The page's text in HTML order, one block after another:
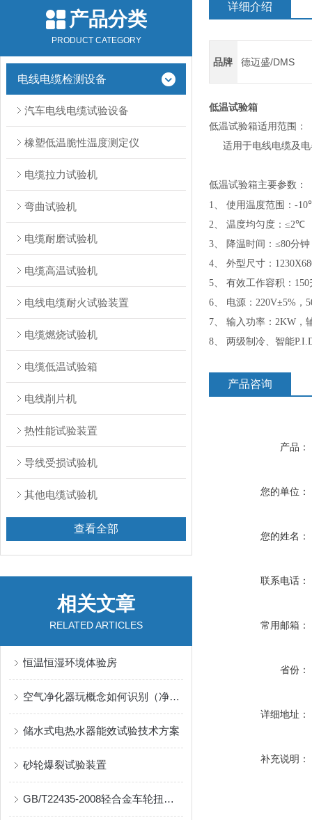
产品分类
PRODUCT CATEGORY
电线电缆检测设备
汽车电线电缆试验设备
橡塑低温脆性温度测定仪
电缆拉力试验机
弯曲试验机
电缆耐磨试验机
电缆高温试验机
电线电缆耐火试验装置
电缆燃烧试验机
电缆低温试验箱
电线削片机
热性能试验装置
导线受损试验机
其他电缆试验机
查看全部
相关文章
RELATED ARTICLES
恒温恒湿环境体验房
空气净化器玩概念如何识别（净化器环境测试舱）
储水式电热水器能效试验技术方案
砂轮爆裂试验装置
GB/T22435-2008轻合金车轮扭转疲劳试验机
详细介绍
品牌 德迈盛/DMS
低温试验箱
低温试验箱适用范围：
适用于电线电缆及电
低温试验箱主要参数：
1、 使用温度范围：-10
2、 温度均匀度：≤2℃
3、 降温时间：≤80分
4、 外型尺寸：
5、 有效工作容积：
6、 电源：220V±5%，
7、 输入功率：2KW，
8、 两级制冷、智能
产品咨询
产品：
您的单位：
您的姓名：
联系电话：
常用邮箱：
省份：
详细地址：
补充说明：